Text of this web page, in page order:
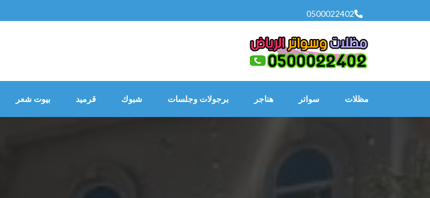
إلى
0500022402
مظلات سواتر هناجر برجولات وجلسات شبوك قرميد بيوت شعر